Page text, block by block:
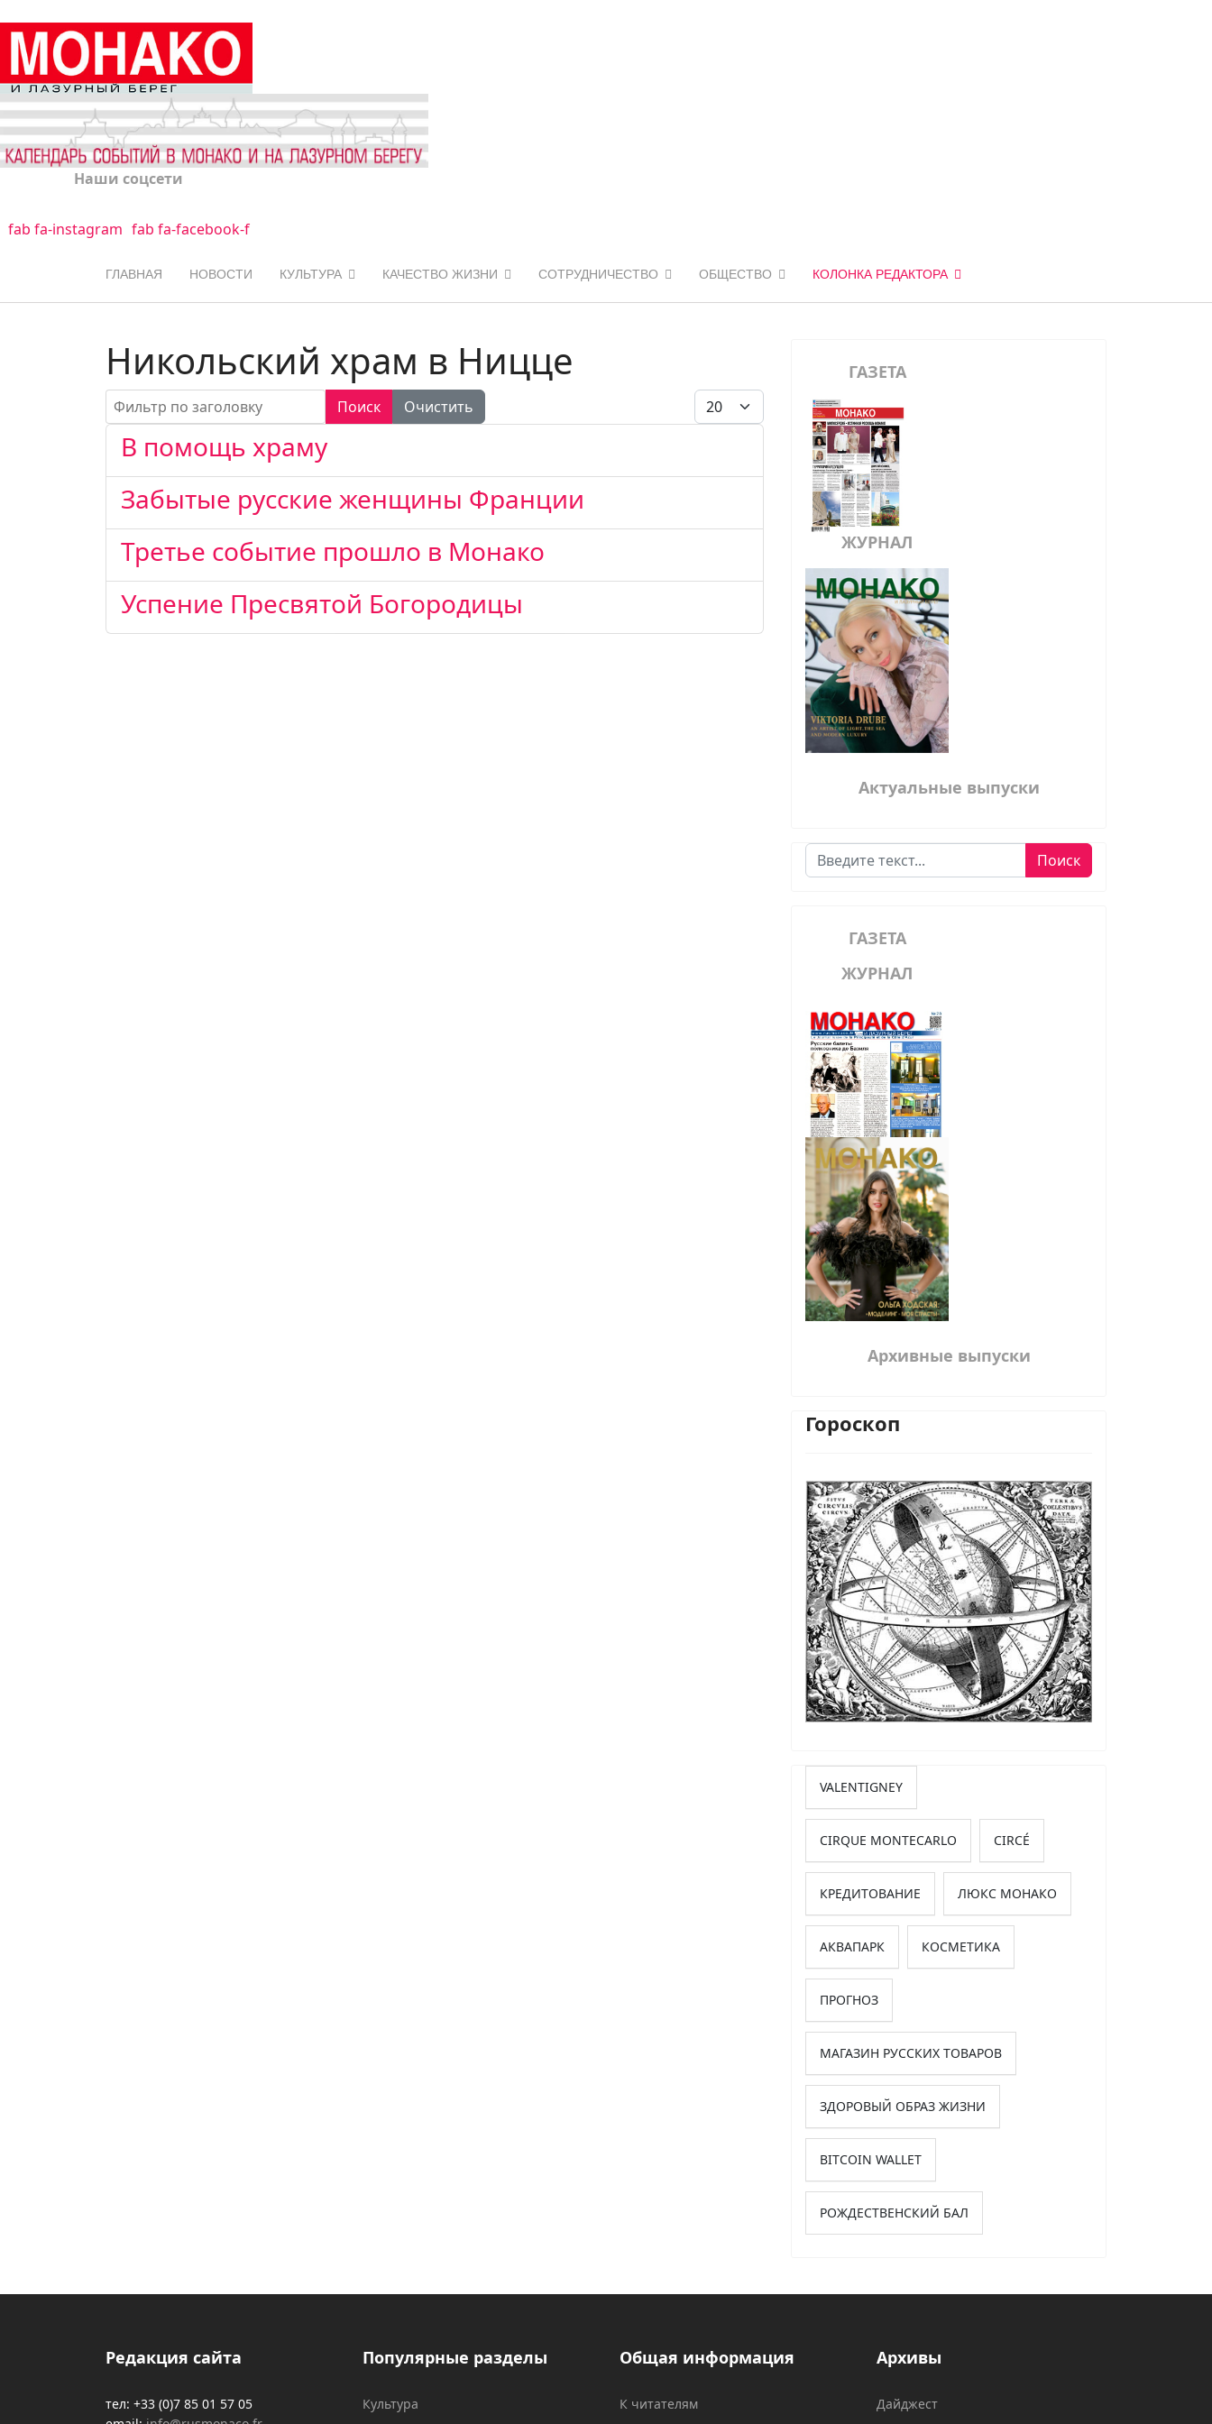
Наши соцсети
fab fa-instagram fab fa-facebook-f
ГЛАВНАЯ НОВОСТИ КУЛЬТУРА КАЧЕСТВО ЖИЗНИ СОТРУДНИЧЕСТВО ОБЩЕСТВО КОЛОНКА РЕДАКТОРА
Никольский храм в Ницце
Фильтр по заголовку Поиск Очистить Кол-во строк:
В помощь храму
Забытые русские женщины Франции
Третье событие прошло в Монако
Успение Пресвятой Богородицы
ГАЗЕТА
ЖУРНАЛ
Актуальные выпуски
Поиск Поиск
ГАЗЕТА
ЖУРНАЛ
Архивные выпуски
Гороскоп
VALENTIGNEY
CIRQUE MONTECARLO CIRCÉ
КРЕДИТОВАНИЕ ЛЮКС МОНАКО
АКВАПАРК КОСМЕТИКА
ПРОГНОЗ
МАГАЗИН РУССКИХ ТОВАРОВ
ЗДОРОВЫЙ ОБРАЗ ЖИЗНИ
BITCOIN WALLET
РОЖДЕСТВЕНСКИЙ БАЛ
Редакция сайта
тел: +33 (0)7 85 01 57 05
Популярные разделы
Культура
Общая информация
К читателям
Архивы
Дайджест